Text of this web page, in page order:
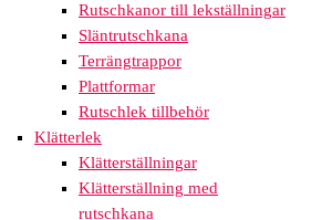
Rutschkanor till lekställningar
Släntrutschkana
Terrängtrappor
Plattformar
Rutschlek tillbehör
Klätterlek
Klätterställningar
Klätterställning med
rutschkana